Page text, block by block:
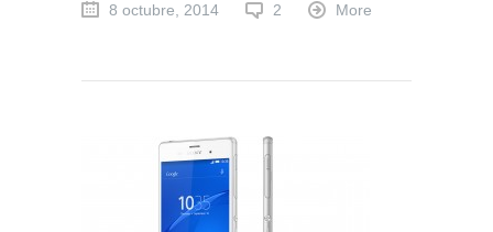
8 octubre, 2014 2 More